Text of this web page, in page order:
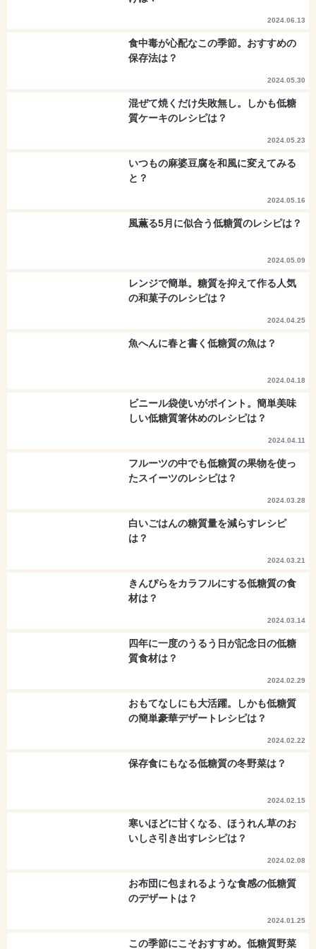
2024.06.13
食中毒が心配なこの季節。おすすめの
保存法は？
2024.05.30
混ぜて焼くだけ失敗無し。しかも低糖
質ケーキのレシピは？
2024.05.23
いつもの麻婆豆腐を和風に変えてみる
と？
2024.05.16
風薫る5月に似合う低糖質のレシピは？
2024.05.09
レンジで簡単。糖質を抑えて作る人気
の和菓子のレシピは？
2024.04.25
魚へんに春と書く低糖質の魚は？
2024.04.18
ビニール袋使いがポイント。簡単美味
しい低糖質箸休めのレシピは？
2024.04.11
フルーツの中でも低糖質の果物を使っ
たスイーツのレシピは？
2024.03.28
白いごはんの糖質量を減らすレシピ
は？
2024.03.21
きんぴらをカラフルにする低糖質の食
材は？
2024.03.14
四年に一度のうるう日が記念日の低糖
質食材は？
2024.02.29
おもてなしにも大活躍。しかも低糖質
の簡単豪華デザートレシピは？
2024.02.22
保存食にもなる低糖質の冬野菜は？
2024.02.15
寒いほどに甘くなる、ほうれん草のお
いしさ引き出すレシピは？
2024.02.08
お布団に包まれるような食感の低糖質
のデザートは？
2024.01.25
この季節にこそおすすめ。低糖質野菜